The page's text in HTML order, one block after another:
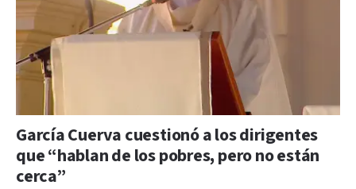
García Cuerva cuestionó a los dirigentes
que “hablan de los pobres, pero no están
cerca”